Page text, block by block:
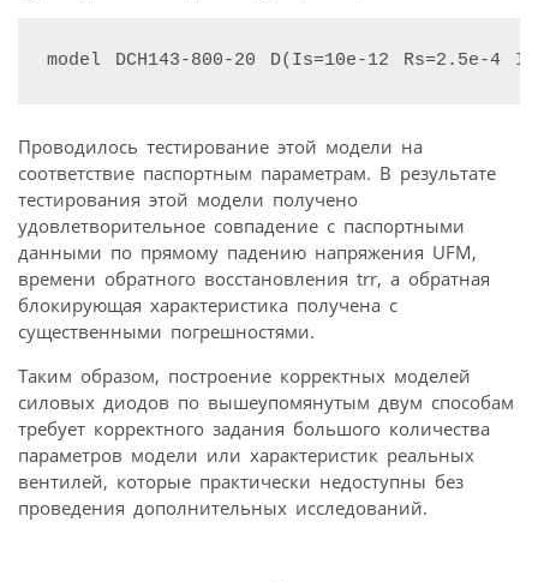
model DCH143-800-20 D(Is=10e-12 Rs=2.5e-
Проводилось тестирование этой модели на
соответствие паспортным параметрам. В результате
тестирования этой модели получено
удовлетворительное совпадение с паспортными
данными по прямому падению напряжения UFM,
времени обратного восстановления trr, а обратная
блокирующая характеристика получена с
существенными погрешностями.
Таким образом, построение корректных моделей
силовых диодов по вышеупомянутым двум способам
требует корректного задания большого количества
параметров модели или характеристик реальных
вентилей, которые практически недоступны без
проведения дополнительных исследований.